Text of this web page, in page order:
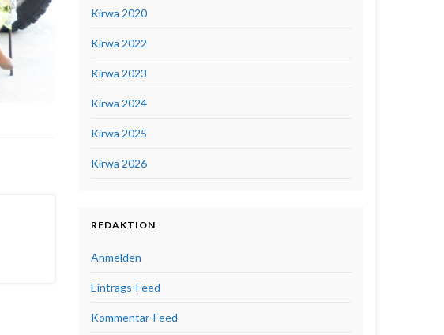
Kirwa 2020
Kirwa 2022
Kirwa 2023
Kirwa 2024
Kirwa 2025
Kirwa 2026
REDAKTION
Anmelden
Eintrags-Feed
Kommentar-Feed